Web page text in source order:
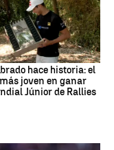
hace historia: el
joven en ganar
Júnior de Rallies